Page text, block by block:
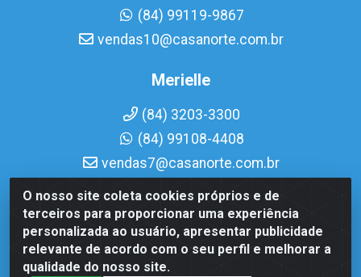
O nosso site coleta cookies próprios e de
terceiros para proporcionar uma experiência
personalizada ao usuário, apresentar publicidade
relevante de acordo com o seu perfil e melhorar a
qualidade do nosso site.
(84) 99119-9867
vendas10@casanorte.com.br
Merielle
(84) 3203-3300
(84) 99108-4408
vendas7@casanorte.com.br
Casa Norte LTDA - Av. Interventor Mário Câmara, 1815 -
Dix-Sept Rosado, Natal/RN - CEP 59054-600 - CNPJ
08.713.513/0001-51